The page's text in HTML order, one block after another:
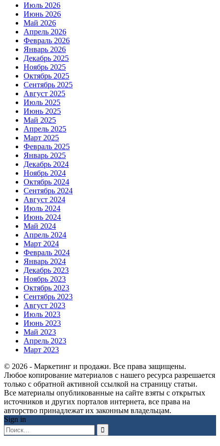
Июль 2026
Июнь 2026
Май 2026
Апрель 2026
Февраль 2026
Январь 2026
Декабрь 2025
Ноябрь 2025
Октябрь 2025
Сентябрь 2025
Август 2025
Июль 2025
Июнь 2025
Май 2025
Апрель 2025
Март 2025
Февраль 2025
Январь 2025
Декабрь 2024
Ноябрь 2024
Октябрь 2024
Сентябрь 2024
Август 2024
Июль 2024
Июнь 2024
Май 2024
Апрель 2024
Март 2024
Февраль 2024
Январь 2024
Декабрь 2023
Ноябрь 2023
Октябрь 2023
Сентябрь 2023
Август 2023
Июль 2023
Июнь 2023
Май 2023
Апрель 2023
Март 2023
© 2026 - Маркетинг и продажи. Все права защищены.
Любое копирование материалов с нашего ресурса разрешается
только с обратной активной ссылкой на страницу статьи.
Все материалы опубликованные на сайте взяты с открытых
источников и других порталов интернета, все права на
авторство принадлежат их законным владельцам.
Sign in